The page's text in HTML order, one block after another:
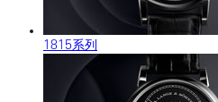
1815系列